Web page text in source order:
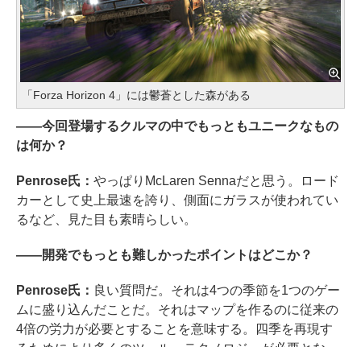
「Forza Horizon 4」には鬱蒼とした森がある
――今回登場するクルマの中でもっともユニークなもの
は何か？
Penrose氏： やっぱりMcLaren Sennaだと思う。ロード
カーとして史上最速を誇り、側面にガラスが使われてい
るなど、見た目も素晴らしい。
――開発でもっとも難しかったポイントはどこか？
Penrose氏： 良い質問だ。それは4つの季節を1つのゲー
ムに盛り込んだことだ。それはマップを作るのに従来の
4倍の労力が必要とすることを意味する。四季を再現す